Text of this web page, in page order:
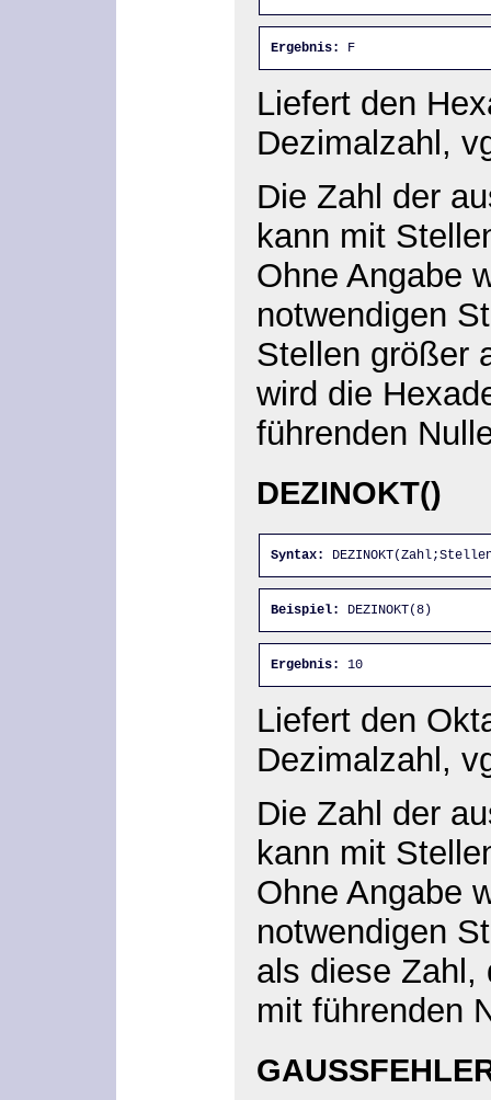
Ergebnis: F
Liefert den
Dezimalzahl,
Die Zahl der
kann mit
Ohne Angabe
notwendigen
Stellen größer
wird die
führenden
DEZINOKT()
Syntax:
Beispiel: DEZINOKT(8)
Ergebnis: 10
Liefert den
Dezimalzahl,
Die Zahl der
kann mit
Ohne Angabe
notwendigen
als diese Zahl,
mit führenden